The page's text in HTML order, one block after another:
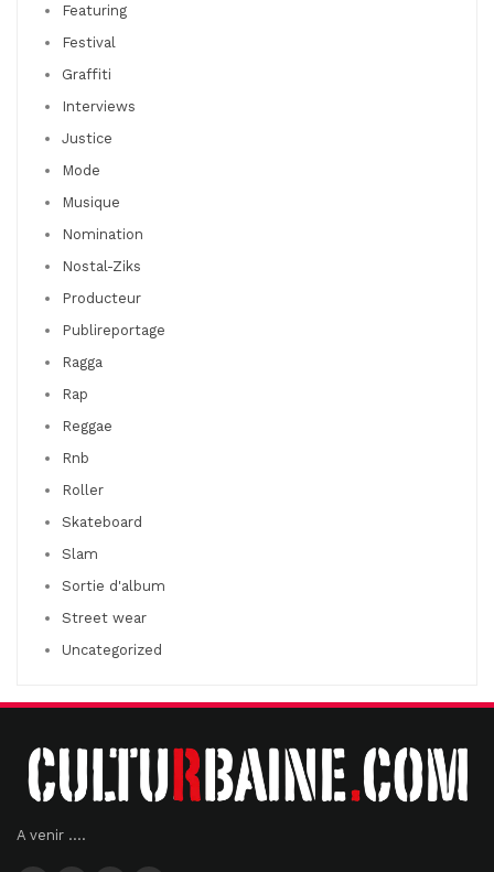
Featuring
Festival
Graffiti
Interviews
Justice
Mode
Musique
Nomination
Nostal-Ziks
Producteur
Publireportage
Ragga
Rap
Reggae
Rnb
Roller
Skateboard
Slam
Sortie d'album
Street wear
Uncategorized
A venir ....